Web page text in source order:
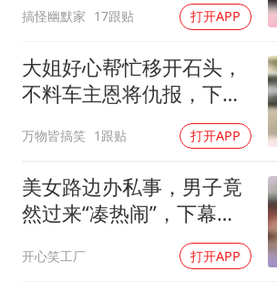
搞怪幽默家 17跟贴 打开APP
大姐好心帮忙移开石头，
不料车主恩将仇报，下幕
万物皆搞笑 1跟贴 打开APP
美女路边办私事，男子竟
然过来“凑热闹”，下幕美
开心笑工厂 打开APP